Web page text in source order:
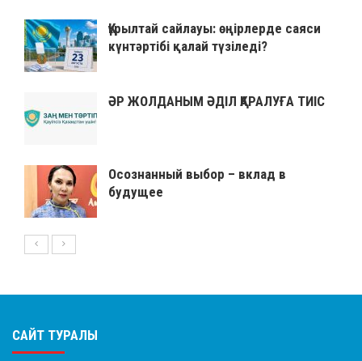
Құрылтай сайлауы: өңірлерде саяси
күнтәртібі қалай түзіледі?
ӘР ЖОЛДАНЫМ ӘДІЛ ҚАРАЛУҒА ТИІС
Осознанный выбор – вклад в
будущее
САЙТ ТУРАЛЫ